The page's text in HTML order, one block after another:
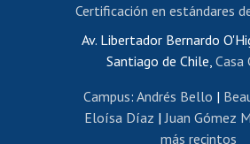
Portal de movilidad
Certificado de
Certificado de renta
Editar páginas
Av. Libertador Bernardo
Santiago de Chile, Casa
Campus: Andrés Bello |
Eloísa Díaz | Juan Gómez
más recintos
Certificación en estándares